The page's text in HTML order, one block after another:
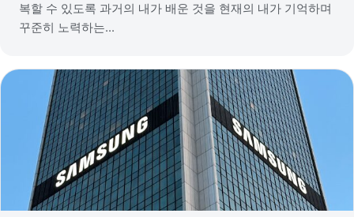
복할 수 있도록 과거의 내가 배운 것을 현재의 내가 기억하며
꾸준히 노력하는...